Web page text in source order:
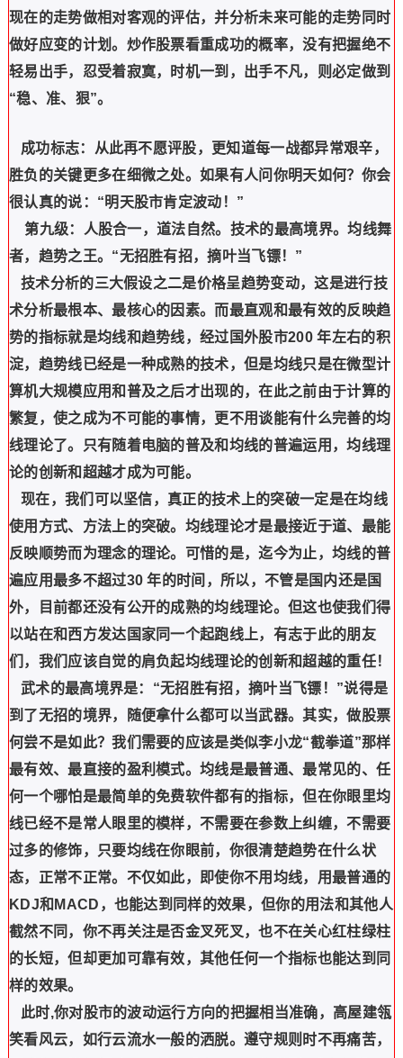
现在的走势做相对客观的评估，并分析未来可能的走势同时
做好应变的计划。炒作股票看重成功的概率，没有把握绝不
轻易出手，忍受着寂寞，时机一到，出手不凡，则必定做到
“稳、准、狠”。
成功标志：从此再不愿评股，更知道每一战都异常艰辛，
胜负的关键更多在细微之处。如果有人问你明天如何？你会
很认真的说：“明天股市肯定波动！”
第九级：人股合一，道法自然。技术的最高境界。均线舞
者，趋势之王。“无招胜有招，摘叶当飞镖！”
技术分析的三大假设之二是价格呈趋势变动，这是进行技
术分析最根本、最核心的因素。而最直观和最有效的反映趋
势的指标就是均线和趋势线，经过国外股市200 年左右的积
淀，趋势线已经是一种成熟的技术，但是均线只是在微型计
算机大规模应用和普及之后才出现的，在此之前由于计算的
繁复，使之成为不可能的事情，更不用谈能有什么完善的均
线理论了。只有随着电脑的普及和均线的普遍运用，均线理
论的创新和超越才成为可能。
现在，我们可以坚信，真正的技术上的突破一定是在均线
使用方式、方法上的突破。均线理论才是最接近于道、最能
反映顺势而为理念的理论。可惜的是，迄今为止，均线的普
遍应用最多不超过30 年的时间，所以，不管是国内还是国
外，目前都还没有公开的成熟的均线理论。但这也使我们得
以站在和西方发达国家同一个起跑线上，有志于此的朋友
们，我们应该自觉的肩负起均线理论的创新和超越的重任！
武术的最高境界是：“无招胜有招，摘叶当飞镖！”说得是
到了无招的境界，随便拿什么都可以当武器。其实，做股票
何尝不是如此？我们需要的应该是类似李小龙“截拳道”那样
最有效、最直接的盈利模式。均线是最普通、最常见的、任
何一个哪怕是最简单的免费软件都有的指标，但在你眼里均
线已经不是常人眼里的模样，不需要在参数上纠缠，不需要
过多的修饰，只要均线在你眼前，你很清楚趋势在什么状
态，正常不正常。不仅如此，即使你不用均线，用最普通的
KDJ和MACD，也能达到同样的效果，但你的用法和其他人
截然不同，你不再关注是否金叉死叉，也不在关心红柱绿柱
的长短，但却更加可靠有效，其他任何一个指标也能达到同
样的效果。
此时,你对股市的波动运行方向的把握相当准确，高屋建瓴
笑看风云，如行云流水一般的洒脱。遵守规则时不再痛苦，